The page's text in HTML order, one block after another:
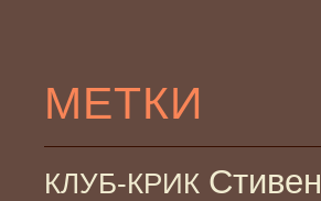
МЕТКИ
КЛУБ-КРИК Стивен